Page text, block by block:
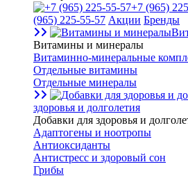
+7 (965)
(965) 225-55-57 Акции Бренды
Витамины и минералы
Витаминно-минеральные
Отдельные витамины
Отдельные минералы
здоровья и долголетия
Добавки для здоровья и
Адаптогены и ноотропы
Антиоксиданты
Антистресс и здоровый сон
Грибы